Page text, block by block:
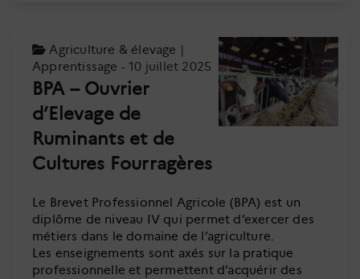
Agriculture & élevage |
Apprentissage - 10 juillet 2025
BPA – Ouvrier
d’Elevage de
Ruminants et de
Cultures Fourragères
Le Brevet Professionnel Agricole (BPA) est un
diplôme de niveau IV qui permet d’exercer des
métiers dans le domaine de l’agriculture.
Les enseignements sont axés sur la pratique
professionnelle et permettent d’acquérir des